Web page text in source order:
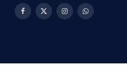
Facebook
X
InstagramWhatsApp